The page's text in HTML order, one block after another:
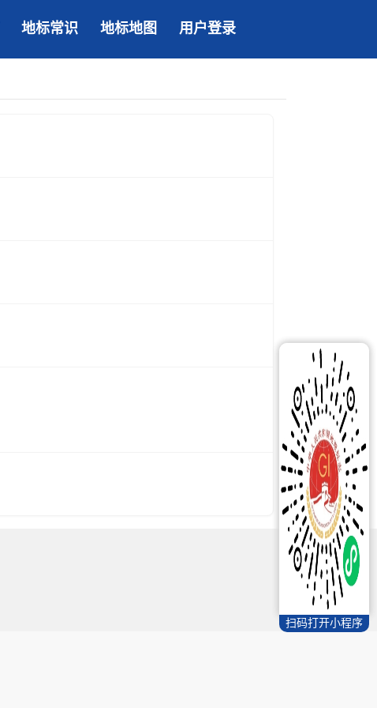
地标常识 地标地图 用户登录
扫码打开小程序